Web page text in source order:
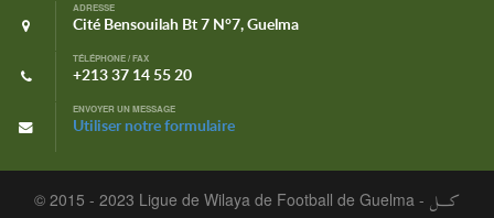
ADRESSE
Cité Bensouilah Bt 7 N°7, Guelma
TÉLÉPHONE / FAX
+213 37 14 55 20
ENVOYER UN MESSAGE
Utiliser notre formulaire
© 2015 - 2023 Ligue de Wilaya de Football de Guelma - كـــل